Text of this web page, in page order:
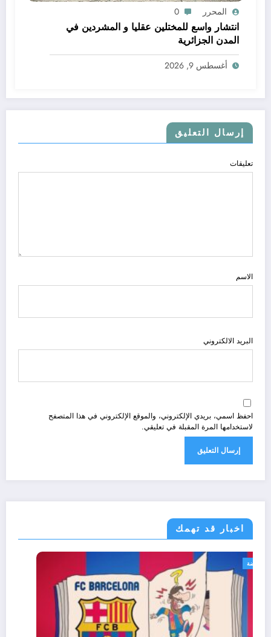
المحرر 0
انتشار واسع للمختلين عقليا و المشردين في
المدن الجزائرية
أغسطس 9, 2026
إرسال التعليق
تعليقات
الاسم
البريد الالكتروني
احفظ اسمي، بريدي الإلكتروني، والموقع الإلكتروني في هذا المتصفح
لاستخدامها المرة المقبلة في تعليقي.
اخبار قد تهمك